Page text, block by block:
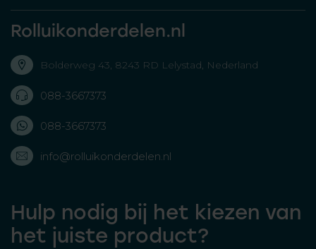
Rolluikonderdelen.nl
Bolderweg 43, 8243 RD Lelystad, Nederland
088-3667373
088-3667373
info@rolluikonderdelen.nl
Hulp nodig bij het kiezen van
het juiste product?